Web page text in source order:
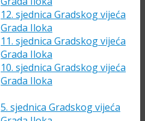
12. sjednica Gradskog vijeća
Grada Iloka
11. sjednica Gradskog vijeća
Grada Iloka
10. sjednica Gradskog vijeća
Grada Iloka
5. sjednica Gradskog vijeća